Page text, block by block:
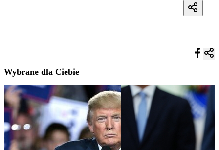
Wybrane dla Ciebie